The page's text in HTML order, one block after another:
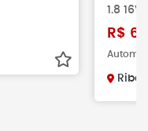
1.8
R$